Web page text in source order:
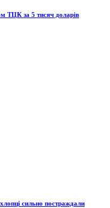
ТЦК за 5 тисяч доларів
сильно постраждали